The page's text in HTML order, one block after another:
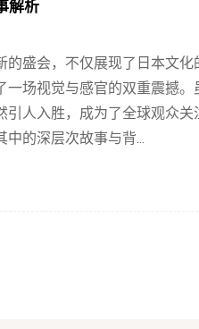
解析
盛会，不仅展现了日本文
场视觉与感官的双重震撼
人入胜，成为了全球观众
的深层次故事与背...